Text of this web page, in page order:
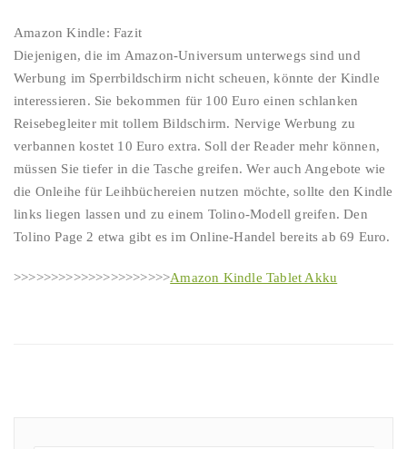
Amazon Kindle: Fazit
Diejenigen, die im Amazon-Universum unterwegs sind und
Werbung im Sperrbildschirm nicht scheuen, könnte der Kindle
interessieren. Sie bekommen für 100 Euro einen schlanken
Reisebegleiter mit tollem Bildschirm. Nervige Werbung zu
verbannen kostet 10 Euro extra. Soll der Reader mehr können,
müssen Sie tiefer in die Tasche greifen. Wer auch Angebote wie
die Onleihe für Leihbüchereien nutzen möchte, sollte den Kindle
links liegen lassen und zu einem Tolino-Modell greifen. Den
Tolino Page 2 etwa gibt es im Online-Handel bereits ab 69 Euro.
>>>>>>>>>>>>>>>>>>>>>Amazon Kindle Tablet Akku